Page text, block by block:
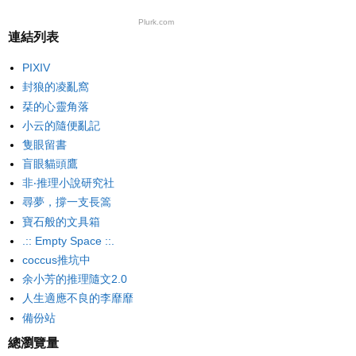
Plurk.com
連結列表
PIXIV
封狼的凌亂窩
栞的心靈角落
小云的隨便亂記
隻眼留書
盲眼貓頭鷹
非‧推理小說研究社
尋夢，撐一支長篙
寶石般的文具箱
.:: Empty Space ::.
coccus推坑中
余小芳的推理隨文2.0
人生適應不良的李靡靡
備份站
總瀏覽量